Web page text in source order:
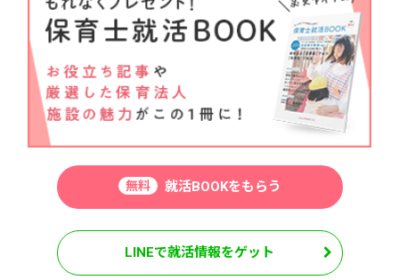
無料 就活BOOKをもらう
LINEで就活情報をゲット